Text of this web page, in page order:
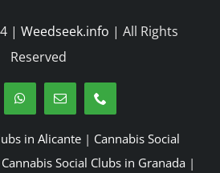
| Weedseek.info | All Rights
Reserved
in Alicante| Cannabis Social
Cannabis Social Clubs in Granada|